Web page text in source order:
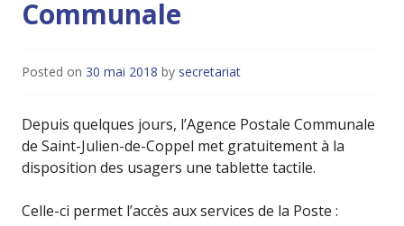
Communale
Posted on 30 mai 2018 by secretariat
Depuis quelques jours, l’Agence Postale Communale
de Saint-Julien-de-Coppel met gratuitement à la
disposition des usagers une tablette tactile.
Celle-ci permet l’accès aux services de la Poste :